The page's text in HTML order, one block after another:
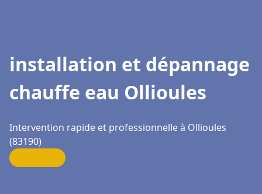
installation et dépannage
chauffe eau Ollioules
Intervention rapide et professionnelle à Ollioules
(83190)